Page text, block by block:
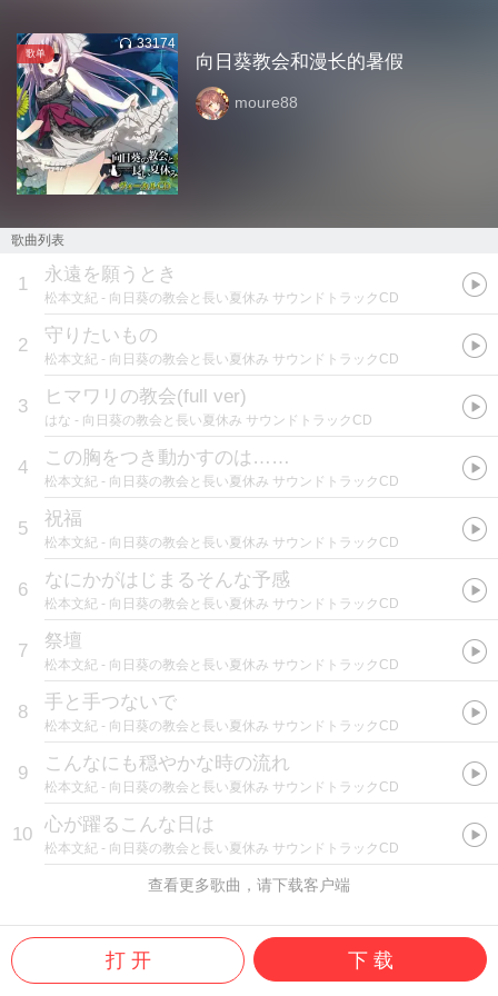
歌单
33174
向日葵教会和漫长的暑假
moure88
歌曲列表
1 永遠を願うとき
松本文紀 - 向日葵の教会と長い夏休み サウンドトラックCD
2 守りたいもの
松本文紀 - 向日葵の教会と長い夏休み サウンドトラックCD
3 ヒマワリの教会(full ver)
はな - 向日葵の教会と長い夏休み サウンドトラックCD
4 この胸をつき動かすのは……
松本文紀 - 向日葵の教会と長い夏休み サウンドトラックCD
5 祝福
松本文紀 - 向日葵の教会と長い夏休み サウンドトラックCD
6 なにかがはじまるそんな予感
松本文紀 - 向日葵の教会と長い夏休み サウンドトラックCD
7 祭壇
松本文紀 - 向日葵の教会と長い夏休み サウンドトラックCD
8 手と手つないで
松本文紀 - 向日葵の教会と長い夏休み サウンドトラックCD
9 こんなにも穏やかな時の流れ
松本文紀 - 向日葵の教会と長い夏休み サウンドトラックCD
10 心が躍るこんな日は
松本文紀 - 向日葵の教会と長い夏休み サウンドトラックCD
查看更多歌曲，请下载客户端
打 开 下 载